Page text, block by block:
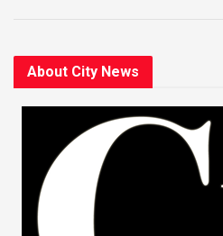
About City News